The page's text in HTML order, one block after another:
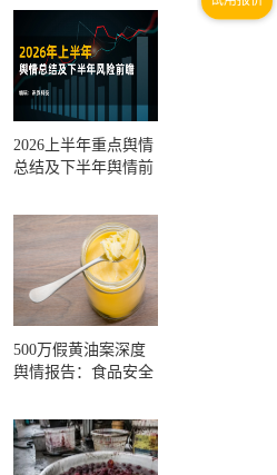
2026上半年重点舆情
总结及下半年舆情前
500万假黄油案深度
舆情报告：食品安全
一环？